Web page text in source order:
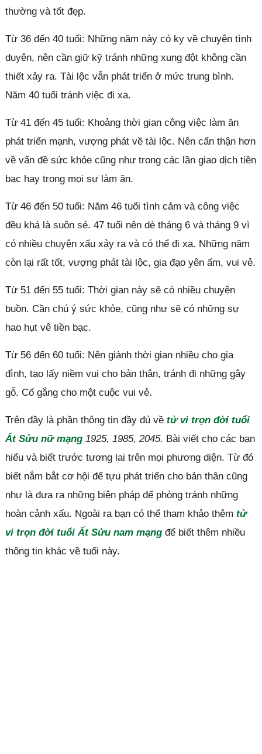
thường và tốt đẹp.
Từ 36 đến 40 tuổi: Những năm này có kỵ về chuyện tình
duyên, nên cần giữ kỹ tránh những xung đột không cần
thiết xảy ra. Tài lộc vẫn phát triển ở mức trung bình.
Năm 40 tuổi tránh việc đi xa.
Từ 41 đến 45 tuổi: Khoảng thời gian công việc làm ăn
phát triển mạnh, vượng phát về tài lộc. Nên cẩn thận hơn
về vấn đề sức khỏe cũng như trong các lần giao dịch tiền
bạc hay trong mọi sự làm ăn.
Từ 46 đến 50 tuổi: Năm 46 tuổi tình cảm và công việc
đều khá là suôn sẻ. 47 tuổi nên dè tháng 6 và tháng 9 vì
có nhiều chuyện xấu xảy ra và có thể đi xa. Những năm
còn lại rất tốt, vượng phát tài lộc, gia đạo yên ấm, vui vẻ.
Từ 51 đến 55 tuổi: Thời gian này sẽ có nhiều chuyện
buồn. Cần chú ý sức khỏe, cũng như sẽ có những sự
hao hụt vê tiền bạc.
Từ 56 đến 60 tuổi: Nên giành thời gian nhiều cho gia
đình, tạo lấy niềm vui cho bản thân, tránh đi những gây
gỗ. Cố gắng cho một cuộc vui vẻ.
Trên đầy là phần thông tin đầy đủ về tử vi trọn đời tuổi
Ất Sửu nữ mạng1925, 1985, 2045. Bài viết cho các bạn
hiểu và biết trước tương lai trên mọi phương diện. Từ đó
biết nắm bắt cơ hội để tựu phát triển cho bản thân cũng
như là đưa ra những biện pháp để phòng tránh những
hoàn cảnh xấu. Ngoài ra bạn có thể tham khảo thêm tử
vi trọn đời tuổi Ất Sửu nam mạngđể biết thêm nhiều
thông tin khác về tuổi này.
Đóng quảng cáo ✕